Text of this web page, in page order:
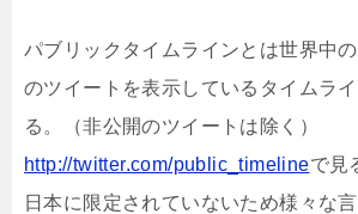
パブリックタイムラインとは世界中
のツイートを表示しているタイムラ
る。（非公開のツイートは除く）
http://twitter.com/public_timelineで見
日本に限定されていないため様々な